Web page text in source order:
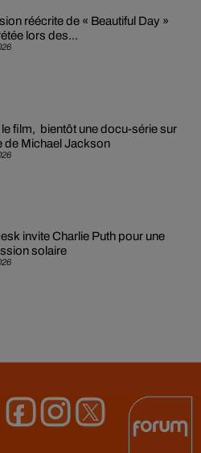
réécrite de « Beautiful Day »
lors des...
film, bientôt une docu-série sur
de Michael Jackson
invite Charlie Puth pour une
solaire